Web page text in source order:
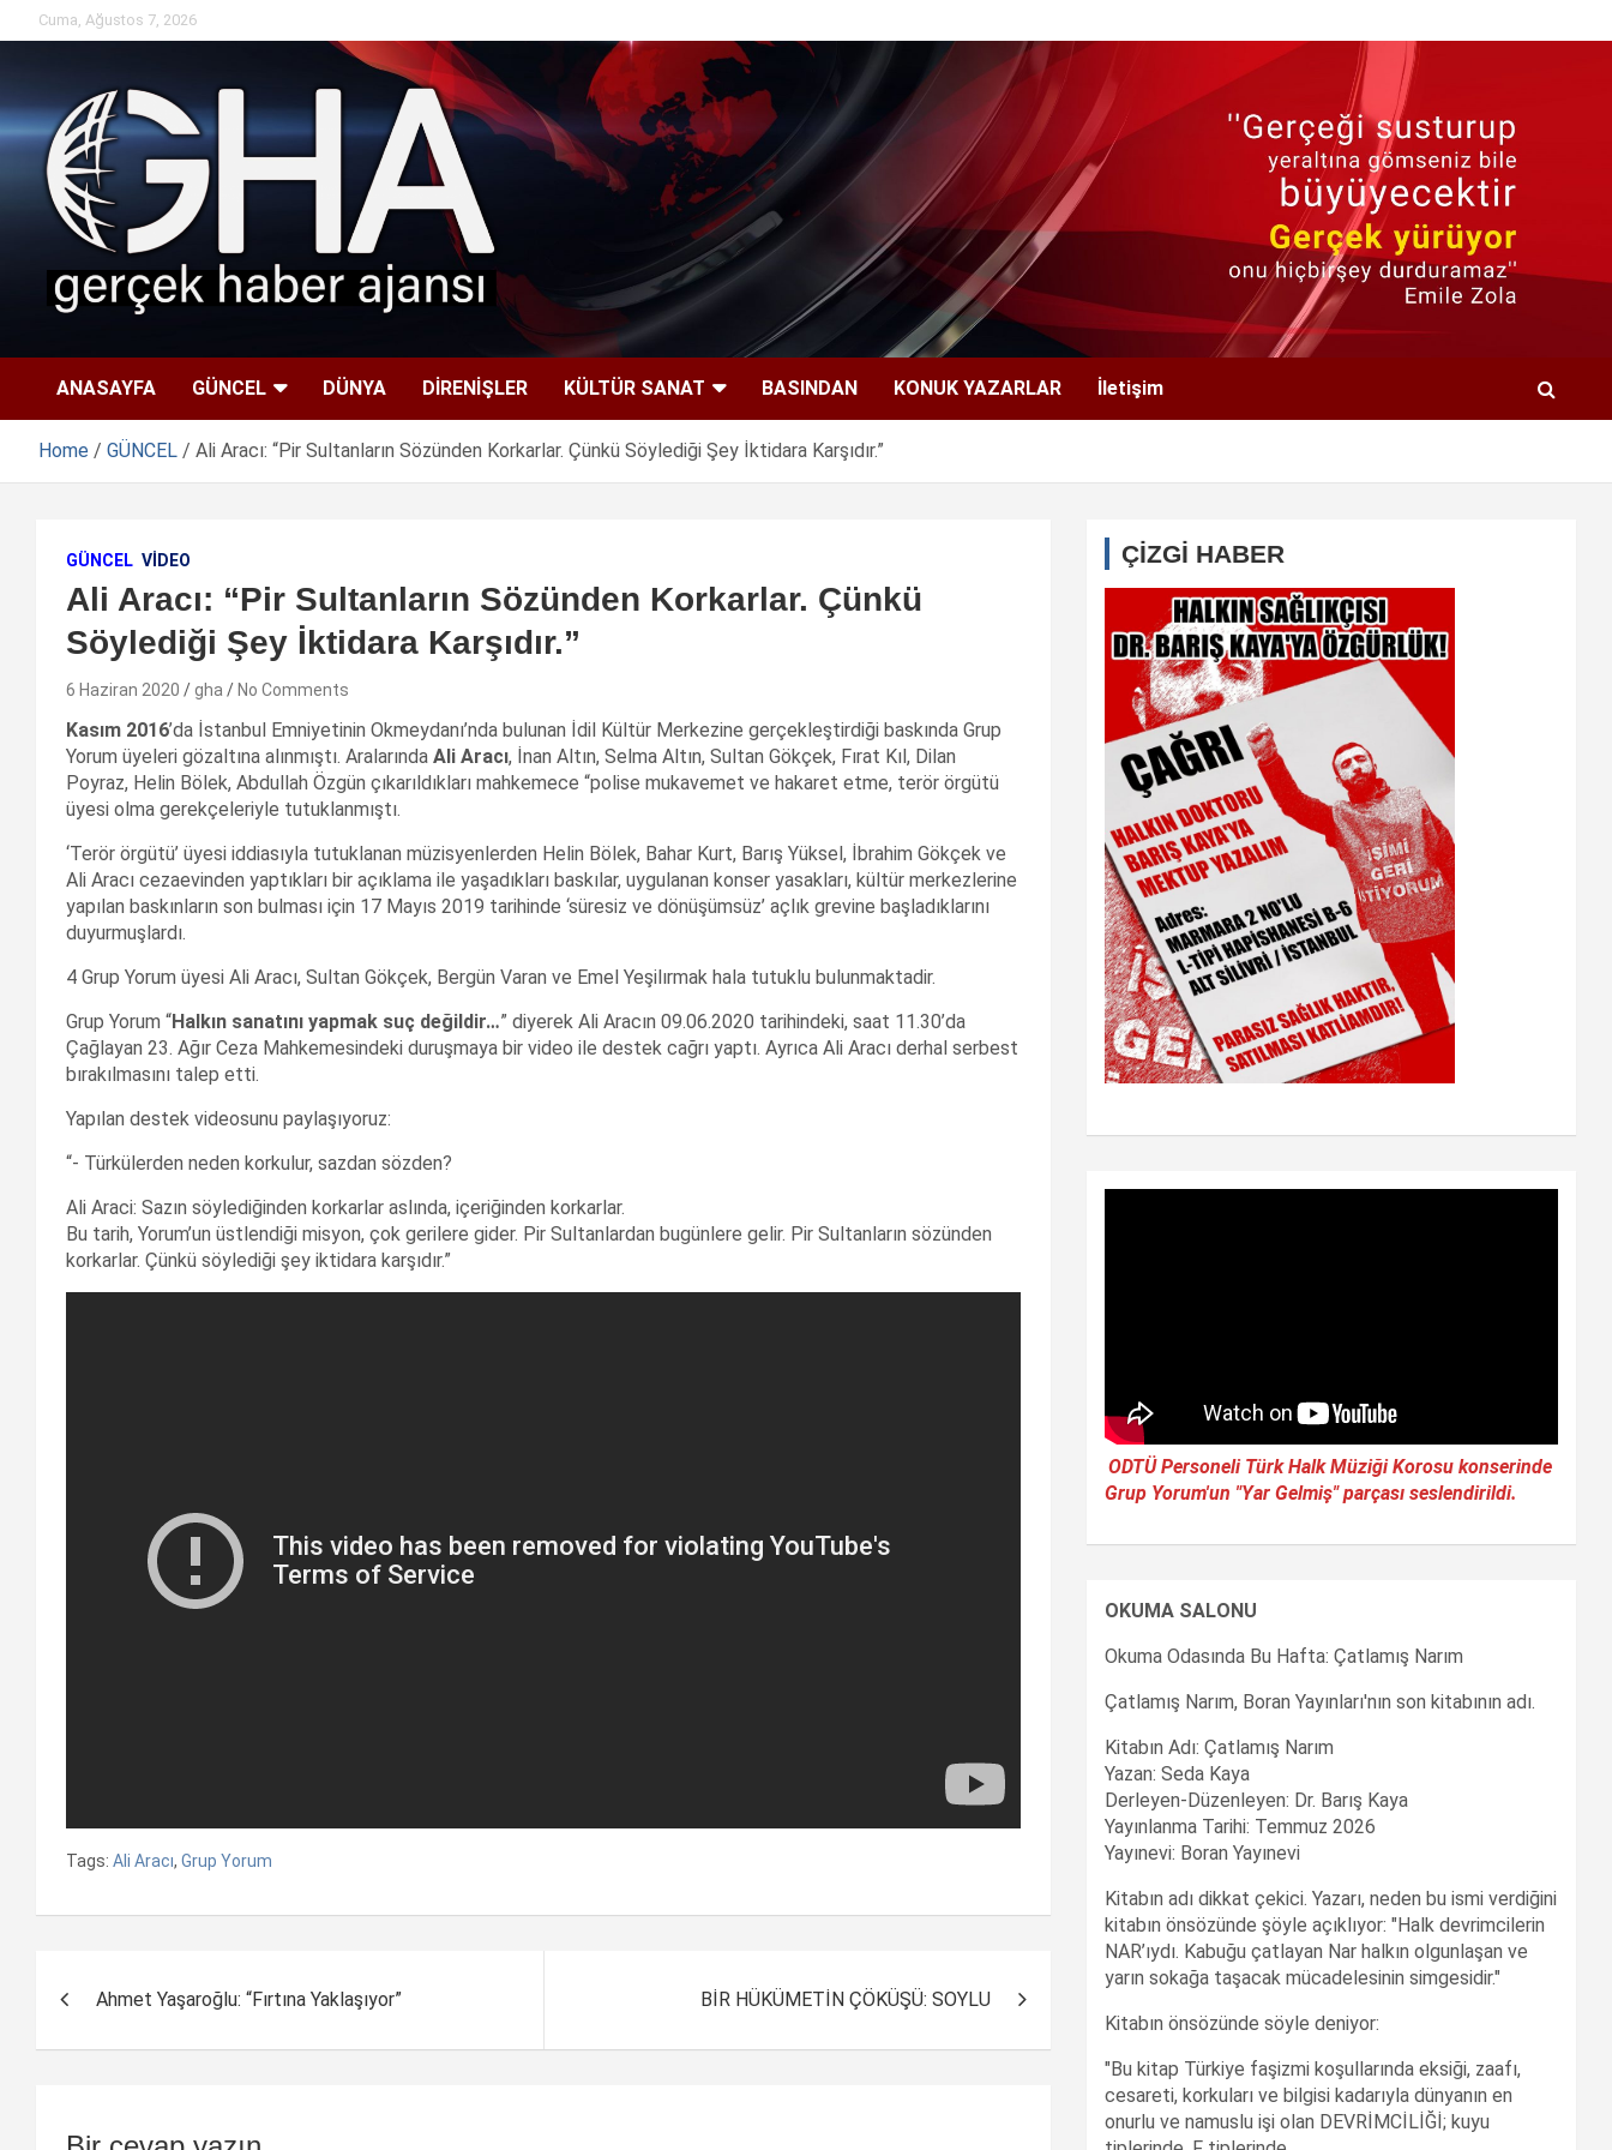
to
Cuma, Ağustos 7, 2026
ANASAYFA GÜNCEL DÜNYA DİRENİŞLER KÜLTÜR SANAT BASINDAN KONUK YAZARLAR İletişim
Home GÜNCEL Ali Aracı: “Pir Sultanların Sözünden Korkarlar. Çünkü Söylediği Şey İktidara Karşıdır.”
GÜNCEL VIDEO
Ali Aracı: “Pir Sultanların Sözünden Korkarlar. Çünkü
Söylediği Şey İktidara Karşıdır.”
6 Haziran 2020 gha No Comments
Kasım 2016’da İstanbul Emniyetinin Okmeydanı’nda bulunan İdil Kültür Merkezine gerçekleştirdiği baskında Grup
Yorum üyeleri gözaltına alınmıştı. Aralarında Ali Aracı, İnan Altın, Selma Altın, Sultan Gökçek, Fırat Kıl, Dilan
Poyraz, Helin Bölek, Abdullah Özgün çıkarıldıkları mahkemece “polise mukavemet ve hakaret etme, terör örgütü
üyesi olma gerekçeleriyle tutuklanmıştı.
‘Terör örgütü’ üyesi iddiasıyla tutuklanan müzisyenlerden Helin Bölek, Bahar Kurt, Barış Yüksel, İbrahim Gökçek ve
Ali Aracı cezaevinden yaptıkları bir açıklama ile yaşadıkları baskılar, uygulanan konser yasakları, kültür merkezlerine
yapılan baskınların son bulması için 17 Mayıs 2019 tarihinde ‘süresiz ve dönüşümsüz’ açlık grevine başladıklarını
duyurmuşlardı.
4 Grup Yorum üyesi Ali Aracı, Sultan Gökçek, Bergün Varan ve Emel Yeşilırmak hala tutuklu bulunmaktadir.
Grup Yorum “Halkın sanatını yapmak suç değildir…” diyerek Ali Aracın 09.06.2020 tarihindeki, saat 11.30’da
Çağlayan 23. Ağır Ceza Mahkemesindeki duruşmaya bir video ile destek cağrı yaptı. Ayrıca Ali Aracı derhal serbest
bırakılmasını talep etti.
Yapılan destek videosunu paylaşıyoruz:
“- Türkülerden neden korkulur, sazdan sözden?
Ali Araci: Sazın söylediğinden korkarlar aslında, içeriğinden korkarlar.
Bu tarih, Yorum’un üstlendiği misyon, çok gerilere gider. Pir Sultanlardan bugünlere gelir. Pir Sultanların sözünden
korkarlar. Çünkü söylediği şey iktidara karşıdır.”
Tags: Ali Aracı, Grup Yorum
dolaşımı
Ahmet Yaşaroğlu: “Fırtına Yaklaşıyor” BİR HÜKÜMETİN ÇÖKÜŞÜ: SOYLU
ÇİZGİ HABER
ODTÜ Personeli Türk Halk Müziği Korosu konserinde
Grup Yorum'un "Yar Gelmiş" parçası seslendirildi.
OKUMA SALONU
Okuma Odasında Bu Hafta: Çatlamış Narım
Çatlamış Narım, Boran Yayınları'nın son kitabının adı.
Kitabın Adı: Çatlamış Narım
Yazan: Seda Kaya
Derleyen-Düzenleyen: Dr. Barış Kaya
Yayınlanma Tarihi: Temmuz 2026
Yayınevi: Boran Yayınevi
Kitabın adı dikkat çekici. Yazarı, neden bu ismi verdiğini
kitabın önsözünde şöyle açıklıyor: "Halk devrimcilerin
NAR’ıydı. Kabuğu çatlayan Nar halkın olgunlaşan ve
yarın sokağa taşacak mücadelesinin simgesidir."
Kitabın önsözünde söyle deniyor:
"Bu kitap Türkiye faşizmi koşullarında eksiği, zaafı,
cesareti, korkuları ve bilgisi kadarıyla dünyanın en
onurlu ve namuslu işi olan DEVRİMCİLİĞİ; kuyu